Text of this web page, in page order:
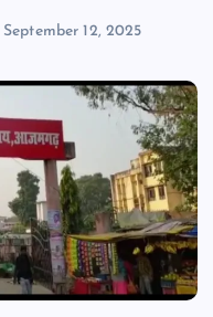
September 12, 2025